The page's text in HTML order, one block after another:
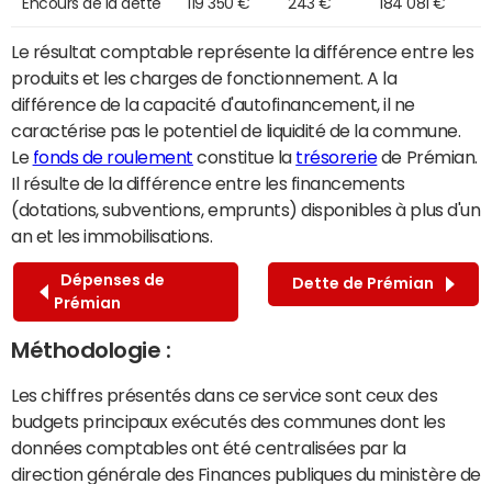
Le résultat comptable représente la différence entre les
produits et les charges de fonctionnement. A la
différence de la capacité d'autofinancement, il ne
caractérise pas le potentiel de liquidité de la commune.
Le fonds de roulement constitue la trésoreriede Prémian.
Il résulte de la différence entre les financements
(dotations, subventions, emprunts) disponibles à plus d'un
an et les immobilisations.
Dépenses de
Prémian
Dette de Prémian
Méthodologie :
Les chiffres présentés dans ce service sont ceux des
budgets principaux exécutés des communes dont les
données comptables ont été centralisées par la
direction générale des Finances publiques du ministère de